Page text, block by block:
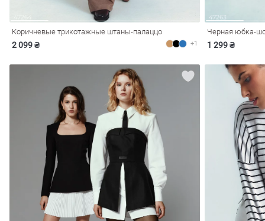
Коричневые трикотажные штаны-палаццо
2 099 ₴ +1
Черная юбка-
1 299 ₴